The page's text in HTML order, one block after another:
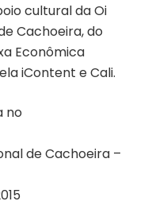
cultural da Oi
Cachoeira, do
Econômica
iContent e Cali.
no
de Cachoeira –